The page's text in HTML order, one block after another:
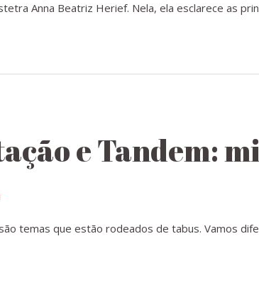
Anna Beatriz Herief. Nela, ela esclarece as
e Tandem:
temas que estão rodeados de tabus. Vamos